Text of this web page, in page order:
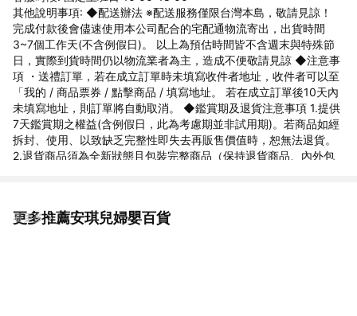
其他說明事項: ◆配送辦法 ※配送服務僅限台灣本島，敬請見諒！
完成付款後會儘速使用本公司配合的宅配通物流寄出，出貨時間
3~7個工作天(不含例假日)。 以上為預估時間皆不含週末與特殊節
日，實際到貨時間仍以物流業者為主，造成不便敬請見諒 ◆注意事
項 ・送禮訂單，若在成立訂單時未填寫收件者地址，收件者可以至
「我的 / 商品票券 / 點擊商品 / 填寫地址。 若在成立訂單後10天內
未填寫地址，則訂單將自動取消。 ◆鑑賞期及退貨注意事項 1.提供
7天鑑賞期之權益(含例假日，此為考慮期並非試用期)。若商品如經
拆封、使用、以致缺乏完整性即失去再販售價值時，恕無法退貨。
2.退貨商品須為全新狀態且包裝完整商品（保持退貨商品、內外包
裝上黏貼紙張或書寫文字，來做寄送。若原盒內所有物品有損壞或
更多推薦安琪兒婦嬰百貨
看更多